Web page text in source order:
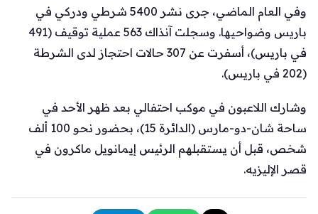
وفي العام الماضي، جرى نشر 5400 شرطي ودركي في
باريس وضواحيها. وسجلت آنذاك 563 عملية توقيف (491
في باريس)، أسفرت عن 307 حالات احتجاز لدى الشرطة
(202 في باريس).
وشارك اللاعبون في موكب احتفالي بعد ظهر الأحد في
ساحة شان-دو-مارس (الدائرة 15)، بحضور نحو 100 ألف
شخص، قبل أن يستقبلهم الرئيس إيمانويل ماكرون في
قصر الإليزيه.